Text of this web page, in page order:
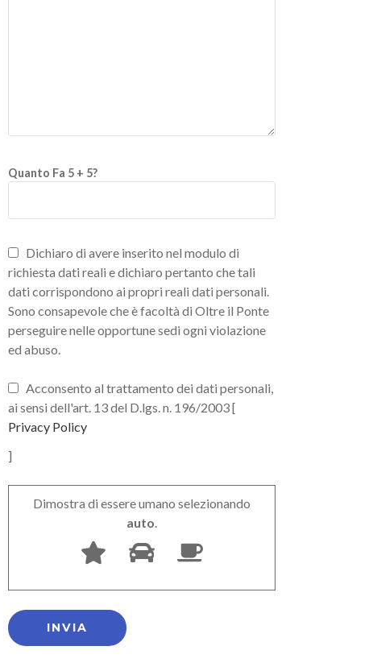
Quanto Fa 5 + 5?
Dichiaro di avere inserito nel modulo di
richiesta dati reali e dichiaro pertanto che tali
dati corrispondono ai propri reali dati personali.
Sono consapevole che è facoltà di Oltre il Ponte
perseguire nelle opportune sedi ogni violazione
ed abuso.
Acconsento al trattamento dei dati personali,
ai sensi dell'art. 13 del D.lgs. n. 196/2003 [
Privacy Policy
]
Dimostra di essere umano selezionando
auto.